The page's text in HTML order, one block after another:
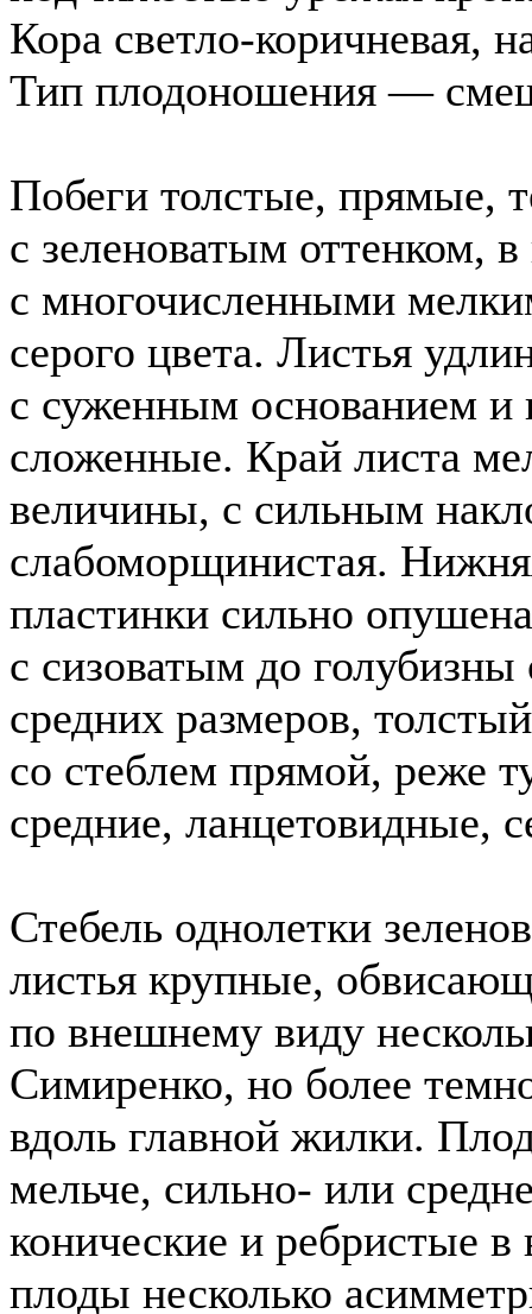
Кора светло-коричневая,
Тип плодоношения —
Побеги толстые, прямые,
с зеленоватым оттенком,
с многочисленными
серого цвета. Листья
с суженным основанием и
сложенные. Край листа
величины, с сильным
слабоморщинистая.
пластинки сильно
с сизоватым до
средних размеров,
со стеблем прямой, реже
средние, ланцетовидные,
Стебель однолетки
листья крупные,
по внешнему виду
Симиренко, но более
вдоль главной жилки.
мельче, сильно- или
конические и ребристые
плоды несколько